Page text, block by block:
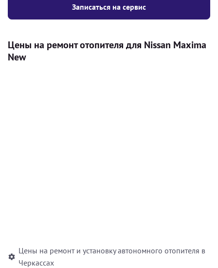
Записаться на сервис
Цены на ремонт отопителя для Nissan Maxima
New
Цены на ремонт и установку автономного отопителя в
Черкассах